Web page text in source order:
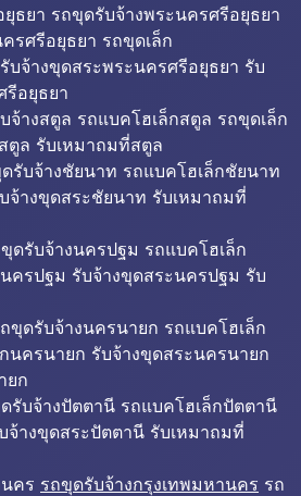
ธยา รถขุดรับจ้างพระนครศรีอยุธยา
รศรีอยุธยา รถขุดเล็ก
บจ้างขุดสระพระนครศรีอยุธยา รับ
อยุธยา
จ้างสตูล รถแบคโฮเล็กสตูล รถขุดเล็ก
ตูล รับเหมาถมที่สตูล
รับจ้างชัยนาท รถแบคโฮเล็กชัยนาท
จ้างขุดสระชัยนาท รับเหมาถมที่
ดรับจ้างนครปฐม รถแบคโฮเล็ก
ครปฐม รับจ้างขุดสระนครปฐม รับ
ขุดรับจ้างนครนายก รถแบคโฮเล็ก
นครนายก รับจ้างขุดสระนครนายก
ยก
รับจ้างปัตตานี รถแบคโฮเล็กปัตตานี
จ้างขุดสระปัตตานี รับเหมาถมที่
คร รถขุดรับจ้างกรุงเทพมหานคร รถ